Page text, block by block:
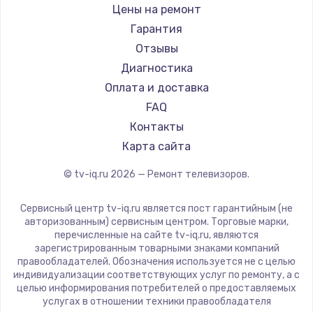
Замена видеокарты
1600 руб.
Ремонт разъема питания
880 руб.
Заказать
Замена видеочипа
Заказать
Замена северного моста
2600 руб.
Заказать
Daewoo
Centek
Telefunken
Hyundai
Doffler
Hiper
Grundig
HITACHI
Yandex
National
iFFALCON
Tuvio
Nord
Цены на ремонт
Гарантия
Отзывы
Диагностика
Оплата и доставка
FAQ
Контакты
Карта сайта
© tv-iq.ru 2026 — Ремонт телевизоров.
Сервисный центр tv-iq.ru является пост гарантийным (не
авторизованным) сервисным центром. Торговые марки,
перечисленные на сайте tv-iq.ru, являются
зарегистрированным товарными знаками компаний
правообладателей. Обозначения используется не с целью
индивидуализации соответствующих услуг по ремонту, а с
целью информирования потребителей о предоставляемых
услугах в отношении техники правообладателя